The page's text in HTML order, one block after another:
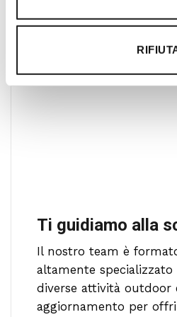
Ti guidiamo alla
Il nostro team è
altamente
diverse attività outdoor
aggiornamento per